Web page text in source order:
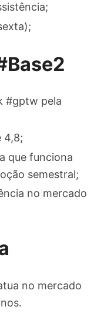
#gptw pela
4,8;
que funciona
semestral;
no mercado
no mercado